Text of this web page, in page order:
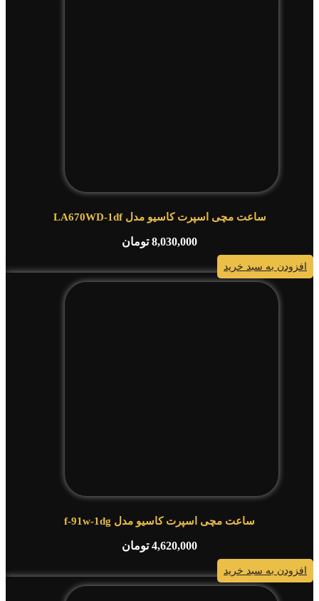
ساعت مچی اسپرت کاسیو مدل LA670WD-1df
8,030,000 تومان
افزودن به سبد خرید
ساعت مچی اسپرت کاسیو مدل f-91w-1dg
4,620,000 تومان
افزودن به سبد خرید